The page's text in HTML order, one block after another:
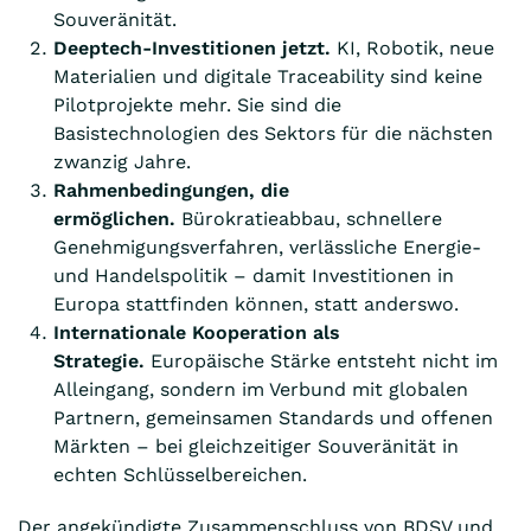
Souveränität.
Deeptech-Investitionen jetzt. KI, Robotik, neue
Materialien und digitale Traceability sind keine
Pilotprojekte mehr. Sie sind die
Basistechnologien des Sektors für die nächsten
zwanzig Jahre.
Rahmenbedingungen, die
ermöglichen. Bürokratieabbau, schnellere
Genehmigungsverfahren, verlässliche Energie-
und Handelspolitik – damit Investitionen in
Europa stattfinden können, statt anderswo.
Internationale Kooperation als
Strategie. Europäische Stärke entsteht nicht im
Alleingang, sondern im Verbund mit globalen
Partnern, gemeinsamen Standards und offenen
Märkten – bei gleichzeitiger Souveränität in
echten Schlüsselbereichen.
Der angekündigte Zusammenschluss von BDSV und